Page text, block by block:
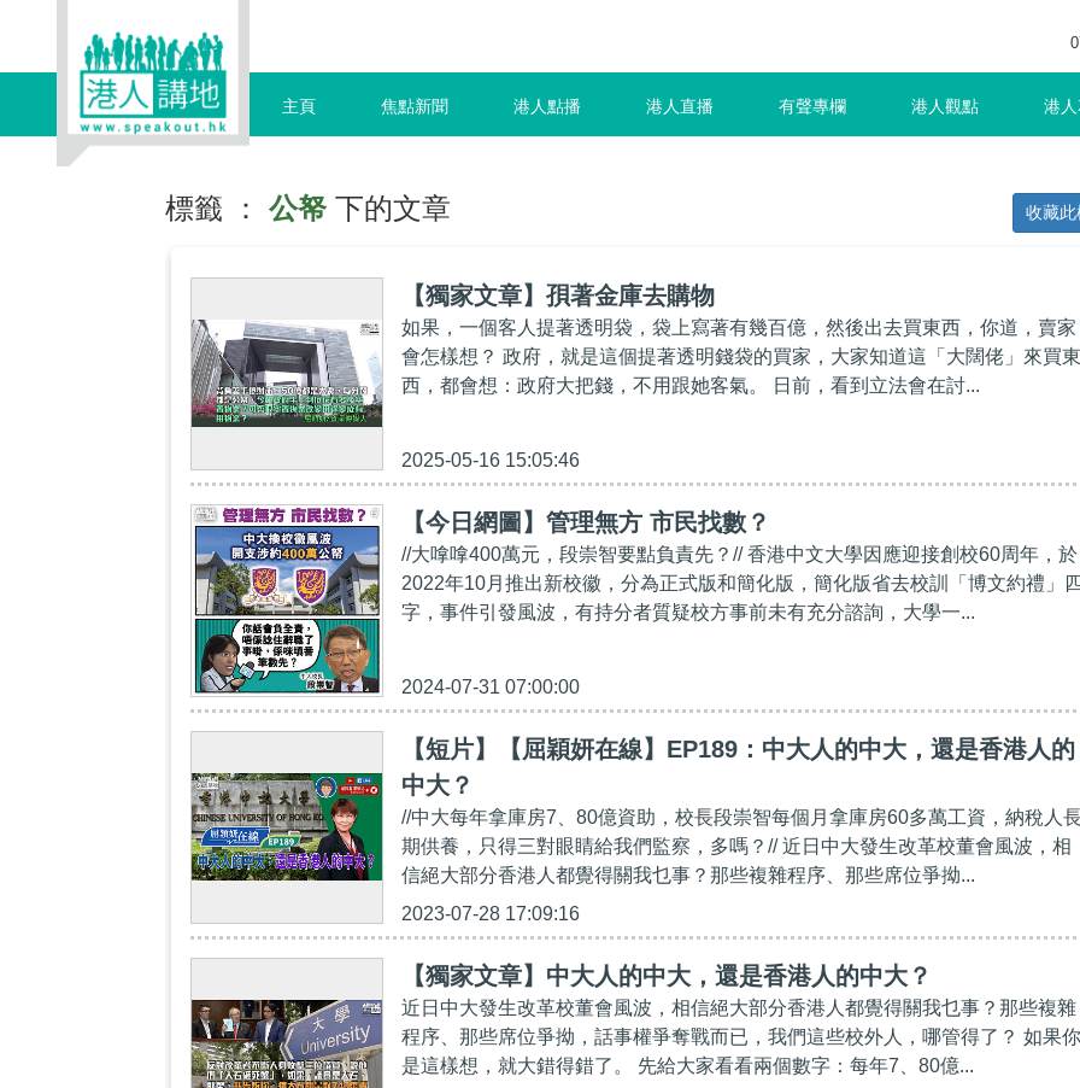
主頁 焦點新聞 港人點播 港人直播 有聲專欄 港人觀點 港
標籤 ： 公帑 下的文章 收藏此
【獨家文章】孭著金庫去購物
如果，一個客人提著透明袋，袋上寫著有幾百億，然後出去買東西，你道，賣家
會怎樣想？ 政府，就是這個提著透明錢袋的買家，大家知道這「大闊佬」來買東
西，都會想：政府大把錢，不用跟她客氣。 日前，看到立法會在討...
2025-05-16 15:05:46
【今日網圖】管理無方 市民找數？
//大嗱嗱400萬元，段崇智要點負責先？// 香港中文大學因應迎接創校60周年，於
2022年10月推出新校徽，分為正式版和簡化版，簡化版省去校訓「博文約禮」
字，事件引發風波，有持分者質疑校方事前未有充分諮詢，大學一...
2024-07-31 07:00:00
【短片】【屈穎妍在線】EP189：中大人的中大，還是香港人的
中大？
//中大每年拿庫房7、80億資助，校長段崇智每個月拿庫房60多萬工資，納稅人
期供養，只得三對眼睛給我們監察，多嗎？// 近日中大發生改革校董會風波，相
信絕大部分香港人都覺得關我乜事？那些複雜程序、那些席位爭拗...
2023-07-28 17:09:16
【獨家文章】中大人的中大，還是香港人的中大？
近日中大發生改革校董會風波，相信絕大部分香港人都覺得關我乜事？那些複雜
程序、那些席位爭拗，話事權爭奪戰而已，我們這些校外人，哪管得了？ 如果你
是這樣想，就大錯得錯了。 先給大家看看兩個數字：每年7、80億...